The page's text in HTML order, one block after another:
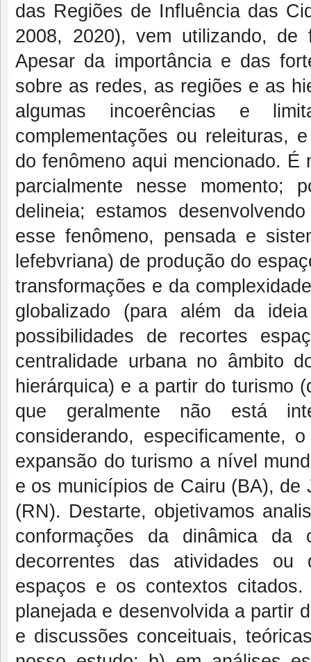
das Regiões de Influência das
2008, 2020), vem utilizando,
Apesar da importância e das
sobre as redes, as regiões e as
algumas incoerências e
complementações ou releituras,
do fenômeno aqui mencionado.
parcialmente nesse momento;
delineia; estamos
esse fenômeno, pensada e
lefebvriana) de produção do
transformações e da
globalizado (para além da
possibilidades de recortes
centralidade urbana no âmbito
hierárquica) e a partir do turismo
que geralmente não está
considerando, especificamente,
expansão do turismo a nível
e os municípios de Cairu (BA),
(RN). Destarte, objetivamos
conformações da dinâmica da
decorrentes das atividades
espaços e os contextos
planejada e desenvolvida a partir
e discussões conceituais,